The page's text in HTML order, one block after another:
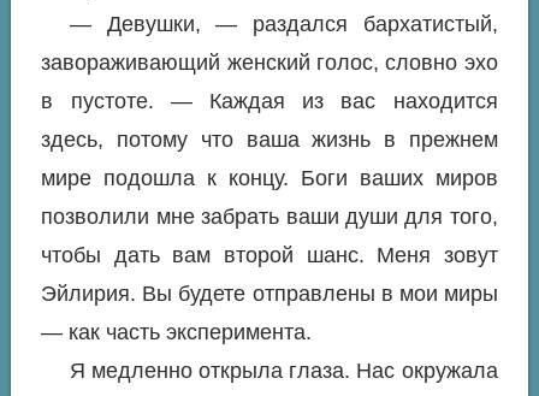
— Девушки, — раздался бархатистый,
завораживающий женский голос, словно эхо
в пустоте. — Каждая из вас находится
здесь, потому что ваша жизнь в прежнем
мире подошла к концу. Боги ваших миров
позволили мне забрать ваши души для того,
чтобы дать вам второй шанс. Меня зовут
Эйлирия. Вы будете отправлены в мои миры
— как часть эксперимента.
Я медленно открыла глаза. Нас окружала